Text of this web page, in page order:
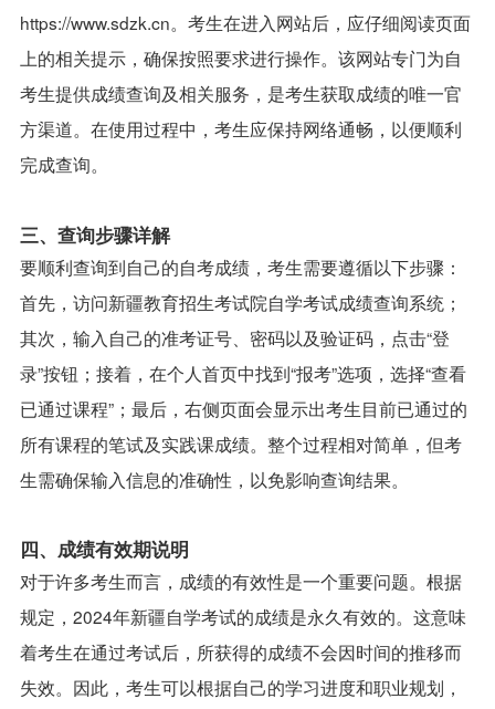
https://www.sdzk.cn。考生在进入网站后，应仔细阅读页面
上的相关提示，确保按照要求进行操作。该网站专门为自
考生提供成绩查询及相关服务，是考生获取成绩的唯一官
方渠道。在使用过程中，考生应保持网络通畅，以便顺利
完成查询。
三、查询步骤详解
要顺利查询到自己的自考成绩，考生需要遵循以下步骤：
首先，访问新疆教育招生考试院自学考试成绩查询系统；
其次，输入自己的准考证号、密码以及验证码，点击“登
录”按钮；接着，在个人首页中找到“报考”选项，选择“查看
已通过课程”；最后，右侧页面会显示出考生目前已通过的
所有课程的笔试及实践课成绩。整个过程相对简单，但考
生需确保输入信息的准确性，以免影响查询结果。
四、成绩有效期说明
对于许多考生而言，成绩的有效性是一个重要问题。根据
规定，2024年新疆自学考试的成绩是永久有效的。这意味
着考生在通过考试后，所获得的成绩不会因时间的推移而
失效。因此，考生可以根据自己的学习进度和职业规划，